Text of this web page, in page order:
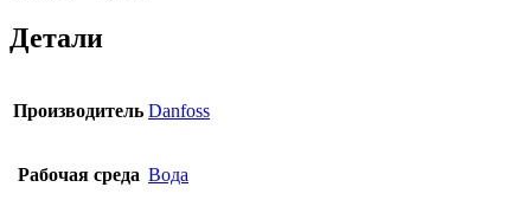
Детали
Производитель Danfoss
Рабочая среда Вода